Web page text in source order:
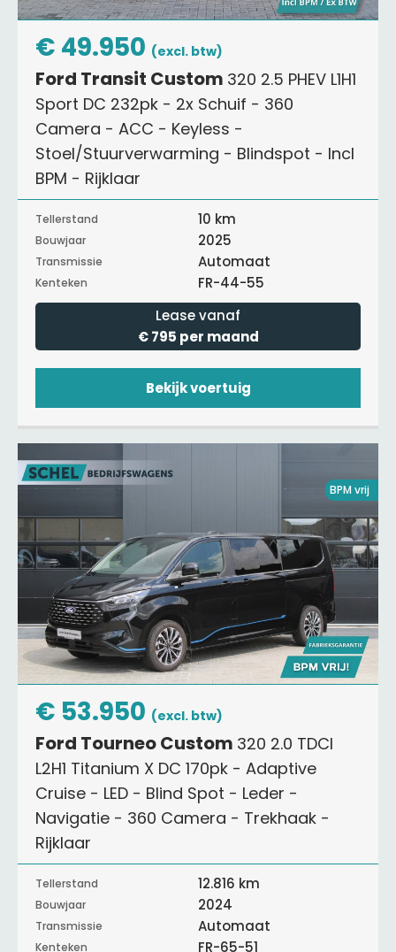
€ 49.950 (excl. btw)
Ford Transit Custom 320 2.5 PHEV L1H1
Sport DC 232pk - 2x Schuif - 360
Camera - ACC - Keyless -
Stoel/Stuurverwarming - Blindspot - Incl
BPM - Rijklaar
Tellerstand 10 km
Bouwjaar 2025
Transmissie Automaat
Kenteken
FR-44-55
Lease vanaf
€ 795 per maand
Bekijk voertuig
BPM vrij
€ 53.950 (excl. btw)
Ford Tourneo Custom 320 2.0 TDCI
L2H1 Titanium X DC 170pk - Adaptive
Cruise - LED - Blind Spot - Leder -
Navigatie - 360 Camera - Trekhaak -
Rijklaar
Tellerstand 12.816 km
Bouwjaar 2024
Transmissie Automaat
Kenteken
FR-65-51